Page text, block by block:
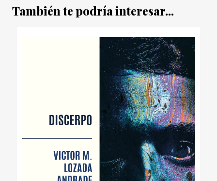
También te podría interesar...